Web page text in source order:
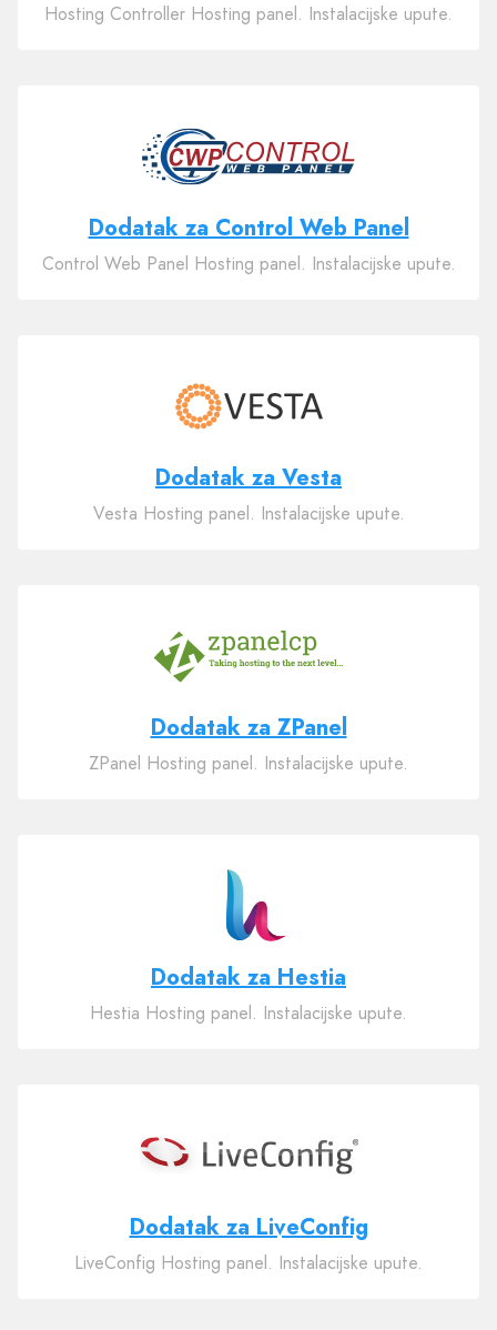
Hosting Controller Hosting panel. Instalacijske upute.
Dodatak za Control Web Panel
Control Web Panel Hosting panel. Instalacijske upute.
Dodatak za Vesta
Vesta Hosting panel. Instalacijske upute.
Dodatak za ZPanel
ZPanel Hosting panel. Instalacijske upute.
Dodatak za Hestia
Hestia Hosting panel. Instalacijske upute.
Dodatak za LiveConfig
LiveConfig Hosting panel. Instalacijske upute.